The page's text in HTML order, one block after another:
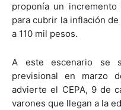
proponía un
para cubrir la inflación
a 110 mil pesos.
A este escenario se
previsional en marzo
advierte el CEPA, 9 de
varones que llegan a la